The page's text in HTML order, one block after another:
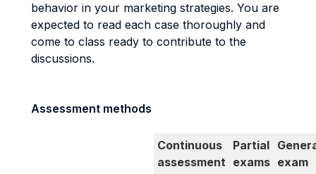
behavior in your marketing strategies. You are
expected to read each case thoroughly and
come to class ready to contribute to the
discussions.
Assessment methods
Continuous
assessment
Partial
exams exam